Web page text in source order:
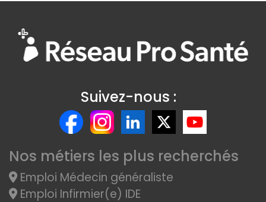
Suivez-nous :
Nos métiers les plus recherchés
Emploi Médecin généraliste
Emploi Infirmier(e) IDE